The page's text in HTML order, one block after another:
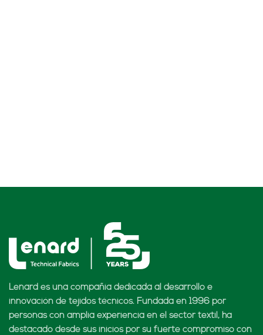
Lenard es una compañía dedicada al desarrollo e
innovación de tejidos técnicos. Fundada en 1996 por
personas con amplia experiencia en el sector textil, ha
destacado desde sus inicios por su fuerte compromiso con